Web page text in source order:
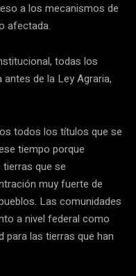
a los mecanismos de
afectada.
todas los
de la Ley Agraria,
todos los títulos que se
tiempo porque
que se
muy fuerte de
Las comunidades
a nivel federal como
para las tierras que han